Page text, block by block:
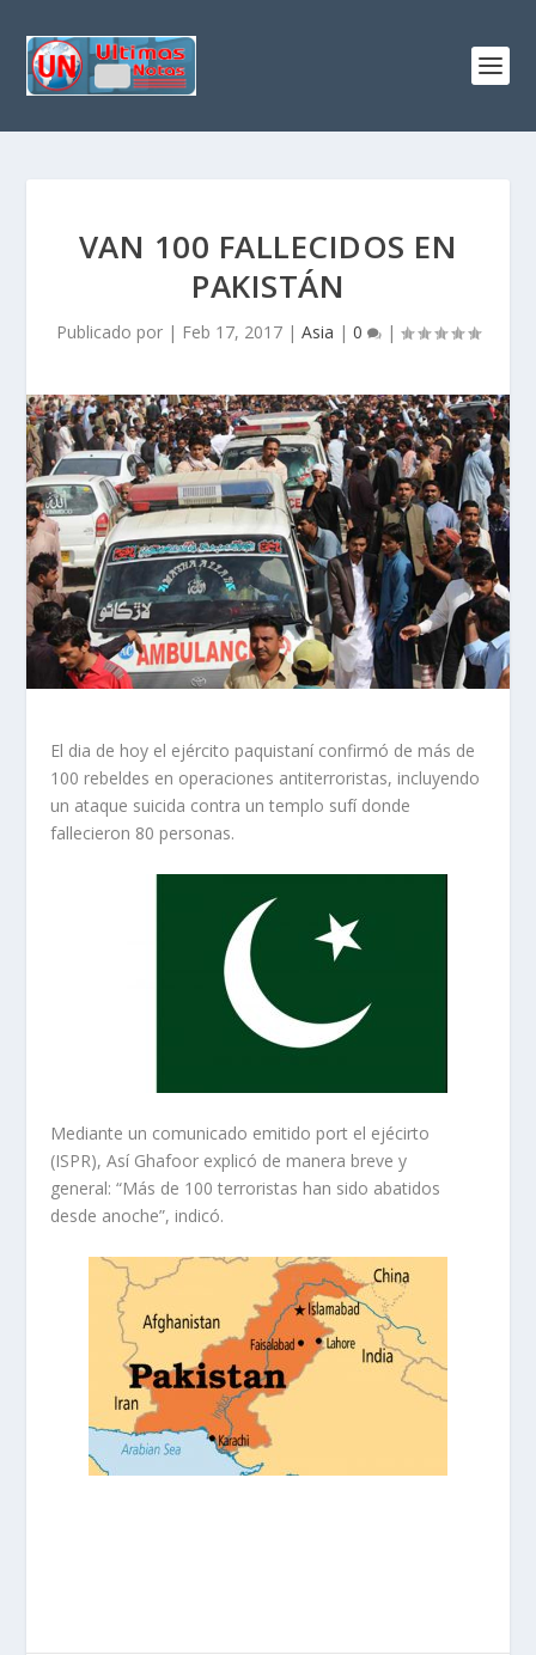
VAN 100 FALLECIDOS EN
PAKISTÁN
Publicado por | Feb 17, 2017 | Asia | 0 |
El dia de hoy el ejército paquistaní confirmó de más de
100 rebeldes en operaciones antiterroristas, incluyendo
un ataque suicida contra un templo sufí donde
fallecieron 80 personas.
Mediante un comunicado emitido port el ejécirto
(ISPR), Así Ghafoor explicó de manera breve y
general: “Más de 100 terroristas han sido abatidos
desde anoche”, indicó.